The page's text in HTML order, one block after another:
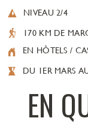
NIVEAU 2/4
170 KM DE
EN HÔTELS /
DU 1ER MARS
EN